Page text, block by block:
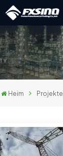
Heim Projekte